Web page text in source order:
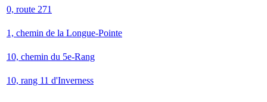
0, route 271
1, chemin de la Longue-Pointe
10, chemin du 5e-Rang
10, rang 11 d'Inverness